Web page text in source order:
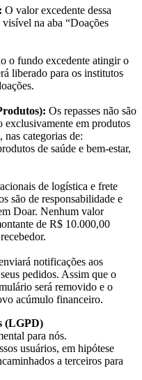
O valor excedente dessa
na aba “Doações
o fundo excedente atingir o
liberado para os institutos
Os repasses não são
em produtos
categorias de:
de saúde e bem-estar,
de logística e frete
são de responsabilidade e
Doar. Nenhum valor
de R$ 10.000,00
notificações aos
pedidos. Assim que o
será removido e o
acúmulo financeiro.
(LGPD)
para nós.
usuários, em hipótese
a terceiros para